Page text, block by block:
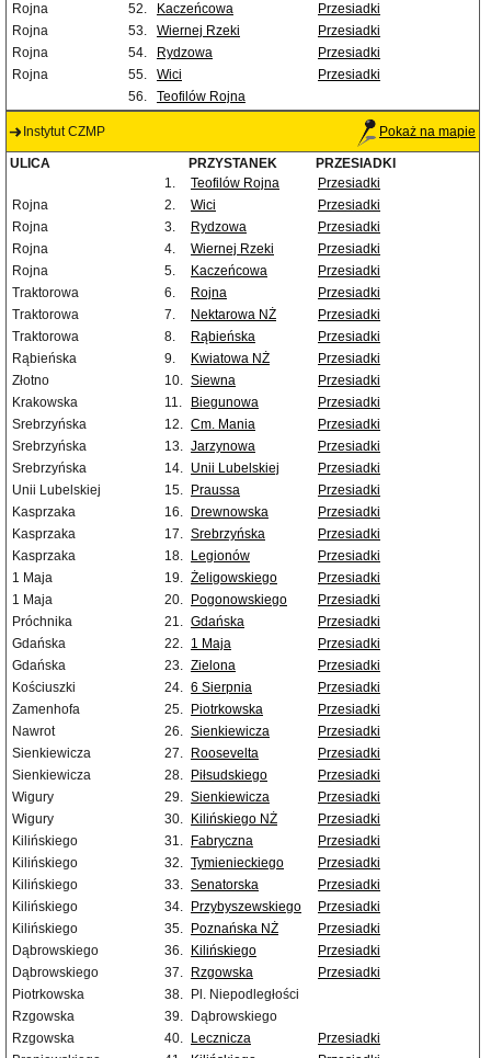
Rojna
52. Kaczeńcowa
Przesiadki
Rojna
53. Wiernej Rzeki
Przesiadki
Rojna
54. Rydzowa
Przesiadki
Rojna
55. Wici
Przesiadki
56.
Teofilów Rojna
Instytut CZMP Pokaż na mapie
ULICA PRZYSTANEK
PRZESIADKI
1.
Teofilów Rojna
Przesiadki
Rojna
2. Wici
Przesiadki
Rojna
3. Rydzowa
Przesiadki
Rojna
4. Wiernej Rzeki
Przesiadki
Rojna
5. Kaczeńcowa
Przesiadki
Traktorowa
6. Rojna
Przesiadki
Traktorowa
7. Nektarowa NŻ
Przesiadki
Traktorowa
8. Rąbieńska
Przesiadki
Rąbieńska
9. Kwiatowa NŻ
Przesiadki
Złotno
10. Siewna
Przesiadki
Krakowska
11. Biegunowa
Przesiadki
Srebrzyńska
12. Cm. Mania
Przesiadki
Srebrzyńska
13. Jarzynowa
Przesiadki
Srebrzyńska
14. Unii Lubelskiej
Przesiadki
Unii Lubelskiej
15. Praussa
Przesiadki
Kasprzaka
16. Drewnowska
Przesiadki
Kasprzaka
17. Srebrzyńska
Przesiadki
Kasprzaka
18. Legionów
Przesiadki
1 Maja
19. Żeligowskiego
Przesiadki
1 Maja
20. Pogonowskiego
Przesiadki
Próchnika
21. Gdańska
Przesiadki
Gdańska
22. 1 Maja
Przesiadki
Gdańska
23. Zielona
Przesiadki
Kościuszki
24. 6 Sierpnia
Przesiadki
Zamenhofa
25. Piotrkowska
Przesiadki
Nawrot
26. Sienkiewicza
Przesiadki
Sienkiewicza
27. Roosevelta
Przesiadki
Sienkiewicza
28. Piłsudskiego
Przesiadki
Wigury
29. Sienkiewicza
Przesiadki
Wigury
30. Kilińskiego NŻ
Przesiadki
Kilińskiego
31. Fabryczna
Przesiadki
Kilińskiego
32. Tymienieckiego
Przesiadki
Kilińskiego
33. Senatorska
Przesiadki
Kilińskiego
34. Przybyszewskiego
Przesiadki
Kilińskiego
35. Poznańska NŻ
Przesiadki
Dąbrowskiego
36. Kilińskiego
Przesiadki
Dąbrowskiego
37. Rzgowska
Przesiadki
Piotrkowska
38.
Pl. Niepodległości
Rzgowska
39.
Dąbrowskiego
Rzgowska
40. Lecznicza
Przesiadki